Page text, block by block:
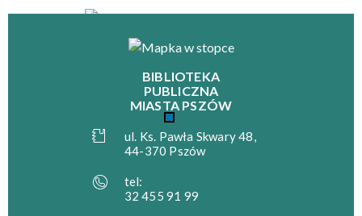
BIBLIOTEKA
PUBLICZNA
MIASTA PSZÓW
ul. Ks. Pawła Skwary 48,
44-370 Pszów
tel:
32 455 91 99